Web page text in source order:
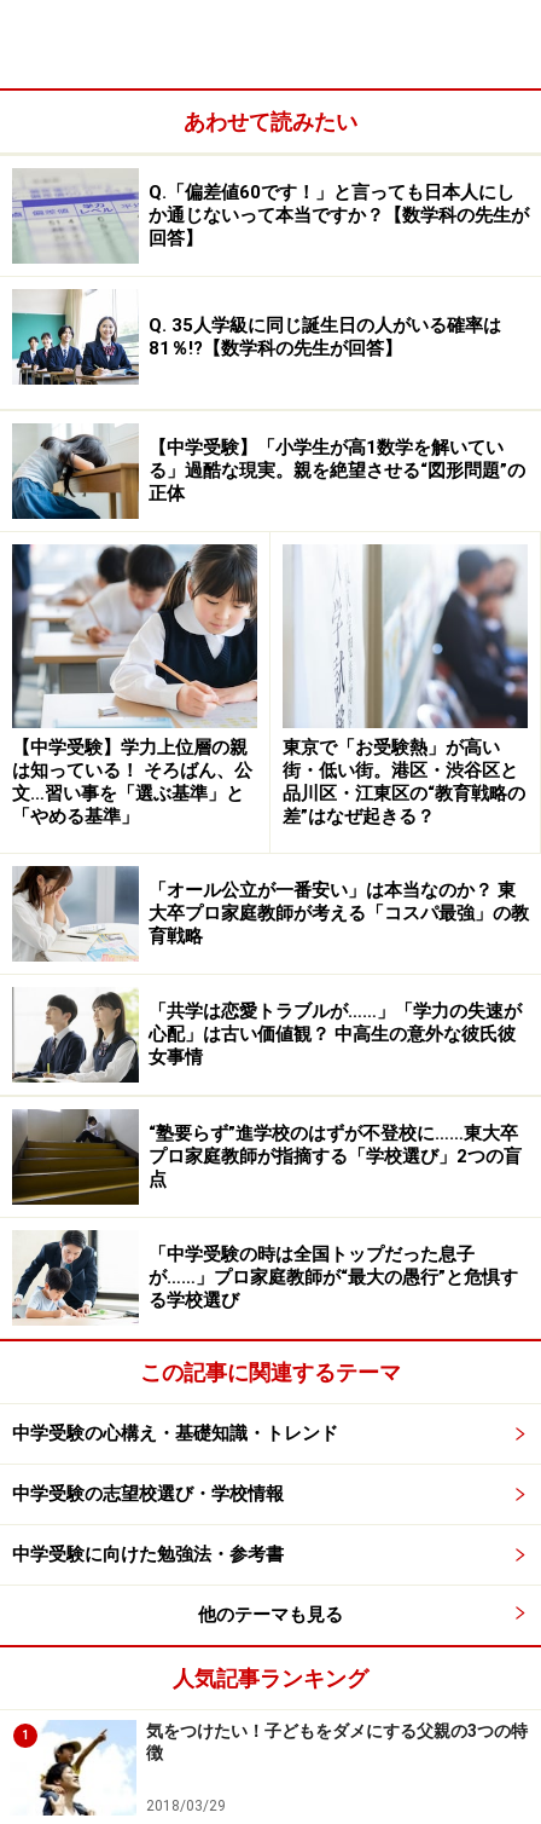
『中学受験 親がやるべきサポート大全』では、中学受験
に向かない子の特徴についてお話ししています。しかし
仮に中学受験に向かない子だったとしても、子どもは周
囲の大人のサポートで成長し、変わっていくことができ
ます。
ここでは、中学受験に向かない親の特徴についてお話を
します。難しいのは、子どもよりもむしろ親のほうで
す。子どもの成長のサポートをするどころか、むしろ足
を引っ張るような関わり方をしているのに気づいていな
いケースがかなりあります。
私が主催する保護者セミナーに参加いただいた後、「子
どもが勉強しない原因が自分にあったと気づいて愕然と
した」とおっしゃった方がいました。あなたもぜひ、ご
自身が中学受験に向いていない親に当てはまらないかチ
ェックしてみてください。
中学受験に向いていない親の特徴1. 強制的
に勉強させる親
子どもが何かをしているときに、ついつい「ああしなさ
い」「こうしなさい」と指示を出していませんか？ 例え
ば「早く宿題をやりなさい」「間違えたら解き直しなさ
い」などです。中学受験のために塾通いをさせている
と、テストの前には良い点数を取らせてあげたいから、
子どもの勉強に口出ししたくなってしまうことがありが
ちです。
子どものためを思ってしていることですから、これは愛
情の表れではあるわけです。その気持ちは尊いものです
が、子どもの行動へのこうした干渉が多くなると、子ど
もの勉強への意欲は低下し、考える力も失われます。
それどころか、子どもが将来、うつ病や不安症になるリ
スクが上がることを示す研究まであるので注意が必要で
す。メンタルヘルスに悪影響があれば、子どもの人生の
幸福度を下げることに直結します。それは決して望まし
いことではありませんよね。なぜそんなことが起こって
しまうのでしょうか？
と、子どもに「あなたのやっていることはダメだ」とい
うメッセージとして伝わってしまうからです。その結
果、子どもは完璧ではないことを恐れる「完璧主義」に
なり、完璧な行動ができなかったとき自分を責めるよう
になってしまいます。
しかし、人間は完璧な行動などそうそうできません。つ
あわせて読みたい
Q.「偏差値60です！」と言っても日本人にし
か通じないって本当ですか？【数学科の先生が
回答】
Q. 35人学級に同じ誕生日の人がいる確率は
81％!?【数学科の先生が回答】
【中学受験】「小学生が高1数学を解いてい
る」過酷な現実。親を絶望させる“図形問題”の
正体
【中学受験】学力上位層の親
は知っている！ そろばん、公
文…習い事を「選ぶ基準」と
「やめる基準」
東京で「お受験熱」が高い
街・低い街。港区・渋谷区と
品川区・江東区の“教育戦略の
差”はなぜ起きる？
「オール公立が一番安い」は本当なのか？ 東
大卒プロ家庭教師が考える「コスパ最強」の教
育戦略
「共学は恋愛トラブルが……」「学力の失速が
心配」は古い価値観？ 中高生の意外な彼氏彼
女事情
“塾要らず”進学校のはずが不登校に……東大卒
プロ家庭教師が指摘する「学校選び」2つの盲
点
「中学受験の時は全国トップだった息子
が……」プロ家庭教師が“最大の愚行”と危惧す
る学校選び
この記事に関連するテーマ
中学受験の心構え・基礎知識・トレンド
中学受験の志望校選び・学校情報
中学受験に向けた勉強法・参考書
他のテーマも見る
人気記事ランキング
1
気をつけたい！子どもをダメにする父親の3つの特
徴
2018/03/29